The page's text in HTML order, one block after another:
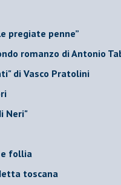
pregiate penne”
romanzo di Antonio
di Vasco Pratolini
Neri"
e follia
toscana